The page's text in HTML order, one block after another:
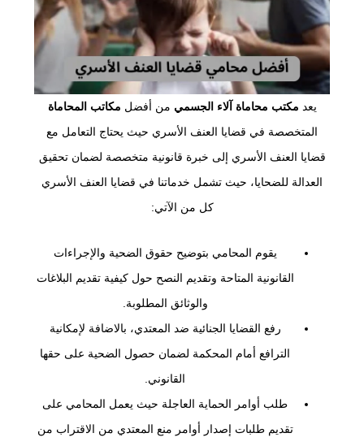
يعد مكتب محاماة آلاء الجسمي من أفضل مكاتب المحاماة
المتخصصة في قضايا العنف الأسري حيث يحتاج التعامل مع
قضايا العنف الأسري إلى خبرة قانونية متخصصة لضمان تحقيق
العدالة للضحايا، حيث تشمل خدماتنا في قضايا العنف الأسري
كل من الآتي:
يقوم المحامي بتوضيح حقوق الضحية والإجراءات
القانونية المتاحة وتقديم النصح حول كيفية تقديم البلاغات
والوثائق المطلوبة.
رفع القضايا الجنائية ضد المعتدي، بالاضافة لإمكانية
الترافع أمام المحكمة لضمان حصول الضحية على حقها
القانوني.
طلب أوامر الحماية العاجلة حيث يعمل المحامي على
تقديم طلبات إصدار أوامر منع المعتدي من الاقتراب من